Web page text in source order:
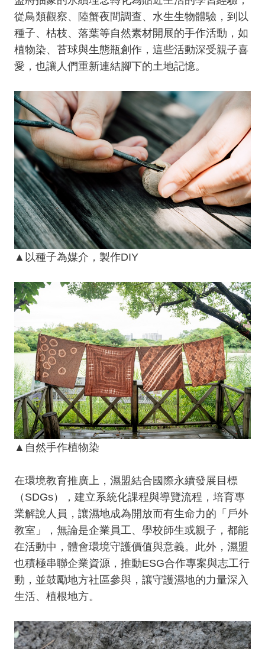
從鳥類觀察、陸蟹夜間調查、水生生物體驗，到以
種子、枯枝、落葉等自然素材開展的手作活動，如
植物染、苔球與生態瓶創作，這些活動深受親子喜
愛，也讓人們重新連結腳下的土地記憶。
▲以種子為媒介，製作DIY
▲自然手作植物染
在環境教育推廣上，濕盟結合國際永續發展目標
（SDGs），建立系統化課程與導覽流程，培育專
業解說人員，讓濕地成為開放而有生命力的「戶外
教室」，無論是企業員工、學校師生或親子，都能
在活動中，體會環境守護價值與意義。此外，濕盟
也積極串聯企業資源，推動ESG合作專案與志工行
動，並鼓勵地方社區參與，讓守護濕地的力量深入
生活、植根地方。